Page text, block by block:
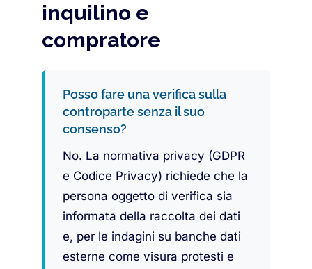
inquilino e
compratore
Posso fare una verifica sulla
controparte senza il suo
consenso?
No. La normativa privacy (GDPR
e Codice Privacy) richiede che la
persona oggetto di verifica sia
informata della raccolta dei dati
e, per le indagini su banche dati
esterne come visura protesti e